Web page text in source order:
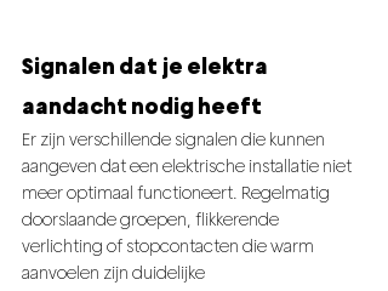
Signalen dat je elektra
aandacht nodig heeft
Er zijn verschillende signalen die kunnen
aangeven dat een elektrische installatie niet
meer optimaal functioneert. Regelmatig
doorslaande groepen, flikkerende
verlichting of stopcontacten die warm
aanvoelen zijn duidelijke